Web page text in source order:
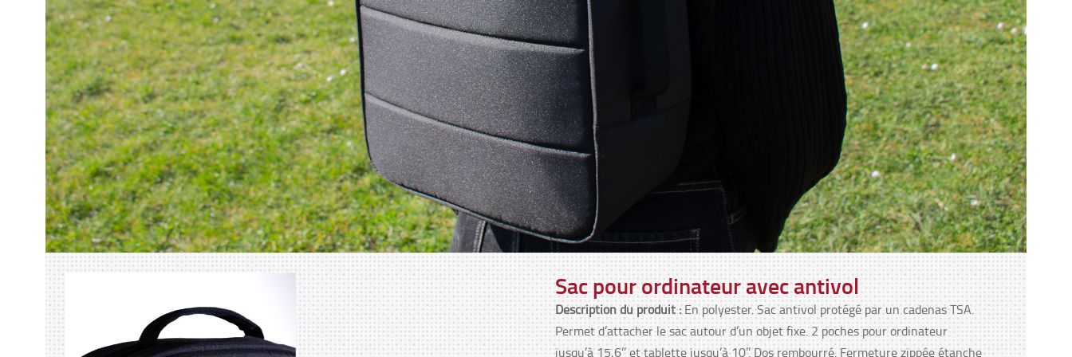
Sac pour ordinateur avec antivol
Description du produit :En polyester. Sac antivol protégé par un cadenas TSA.
Permet d’attacher le sac autour d’un objet fixe. 2 poches pour ordinateur
jusqu’à 15,6’’ et tablette jusqu’à 10’’. Dos rembourré. Fermeture zippée étanche